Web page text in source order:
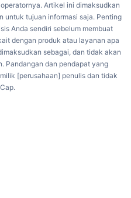
Artikel ini dimaksudkan
untuk tujuan informasi saja. Penting
Anda sendiri sebelum membuat
dengan produk atau layanan apa
sebagai, dan tidak akan
Pandangan dan pendapat yang
[perusahaan] penulis dan tidak